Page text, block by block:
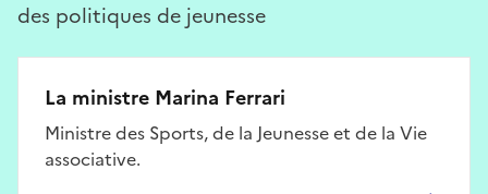
des politiques de jeunesse
La ministre Marina Ferrari
Ministre des Sports, de la Jeunesse et de la Vie
associative.